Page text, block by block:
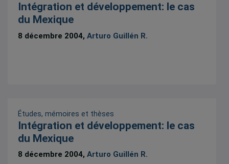
Intégration et développement: le cas
du Mexique
8 décembre 2004,Arturo Guillén R.
Études, mémoires et thèses
Intégration et développement: le cas
du Mexique
8 décembre 2004,Arturo Guillén R.